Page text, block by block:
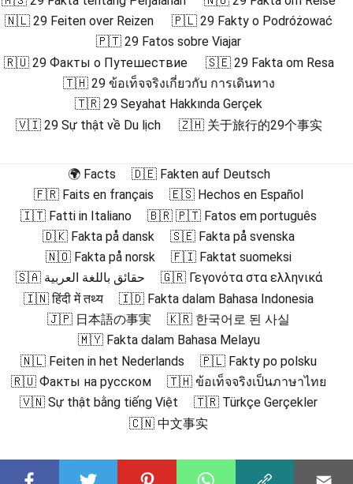
🇳🇱 29 Feiten over Reizen
🇵🇱 29 Fakty o Podróżować
🇵🇹 29 Fatos sobre Viajar
🇷🇺 29 Факты о Путешествие
🇸🇪 29 Fakta om Resa
🇹🇭 29 ข้อเท็จจริงเกี่ยวกับ การเดินทาง
🇹🇷 29 Seyahat Hakkında Gerçek
🇻🇮 29 Sự thật về Du lịch
🇿🇭 关于旅行的29个事实
🌍 Facts
🇩🇪 Fakten auf Deutsch
🇫🇷 Faits en français
🇪🇸 Hechos en Español
🇮🇹 Fatti in Italiano
🇧🇷 🇵🇹 Fatos em português
🇩🇰 Fakta på dansk
🇸🇪 Fakta på svenska
🇳🇴 Fakta på norsk
🇫🇮 Faktat suomeksi
🇸🇦 حقائق باللغة العربية
🇬🇷 Γεγονότα στα ελληνικά
🇮🇳 हिंदी में तथ्य
🇮🇩 Fakta dalam Bahasa Indonesia
🇯🇵 日本語の事実
🇰🇷 한국어로 된 사실
🇲🇾 Fakta dalam Bahasa Melayu
🇳🇱 Feiten in het Nederlands
🇵🇱 Fakty po polsku
🇷🇺 Факты на русском
🇹🇭 ข้อเท็จจริงเป็นภาษาไทย
🇻🇳 Sự thật bằng tiếng Việt
🇹🇷 Türkçe Gerçekler
🇨🇳 中文事实